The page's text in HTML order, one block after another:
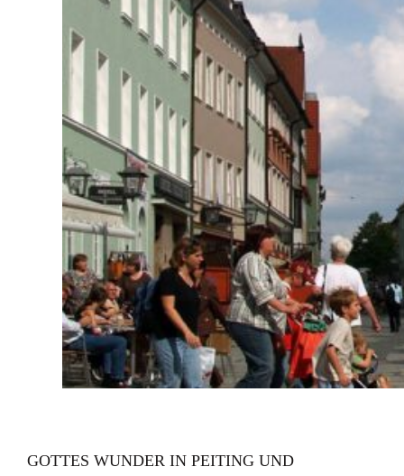
GOTTES WUNDER IN PEITING UND